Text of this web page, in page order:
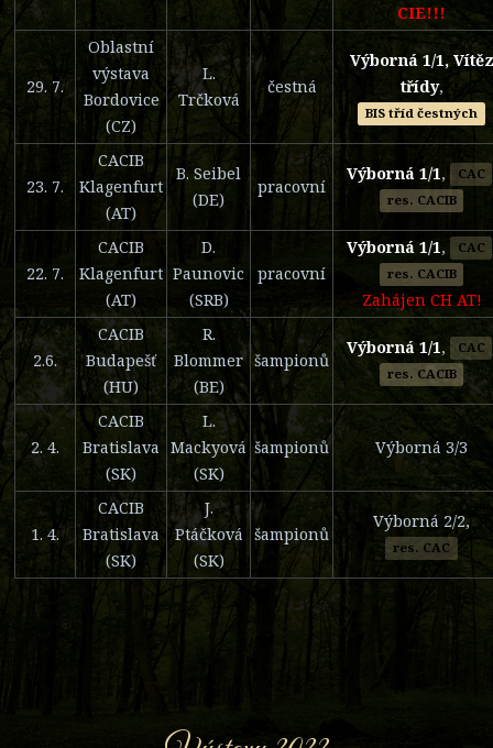
CIE!!!
29. 7.
Oblastní
výstava
Bordovice
(CZ)
L.
Trčková
čestná
Výborná 1/1, Vítěz
třídy,
BIS tříd čestných
23. 7.
CACIB
Klagenfurt
(AT)
B. Seibel
(DE)
pracovní
Výborná 1/1, CAC
res. CACIB
22. 7.
CACIB
Klagenfurt
(AT)
D.
Paunovic
(SRB)
pracovní
Výborná 1/1, CAC
res. CACIB
Zahájen CH AT!
2.6.
CACIB
Budapešť
(HU)
R.
Blommer
(BE)
šampionů
Výborná 1/1, CAC
res. CACIB
2. 4.
CACIB
Bratislava
(SK)
L.
Mackyová
(SK)
šampionů Výborná 3/3
1. 4.
CACIB
Bratislava
(SK)
J.
Ptáčková
(SK)
šampionů
Výborná 2/2,
res. CAC